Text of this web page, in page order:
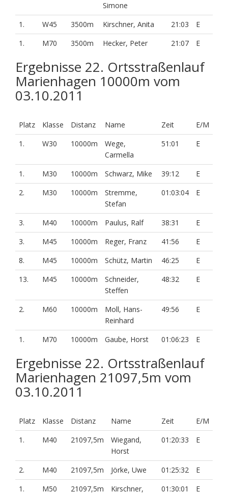
Simone
1. W45 3500m Kirschner, Anita 21:03
E
1.
M70 3500m Hecker, Peter 21:07 E
Ergebnisse 22. Ortsstraßenlauf
Marienhagen 10000m vom
03.10.2011
Platz Klasse Distanz Name Zeit
E/M
1.
W30 10000m
Wege,
Carmella
51:01 E
1. M30 10000m Schwarz, Mike 39:12
E
2.
M30 10000m
Stremme,
Stefan
01:03:04 E
3. M40 10000m Paulus, Ralf 38:31
E
3.
M45 10000m Reger, Franz 41:56
E
8.
M45 10000m Schütz, Martin 46:25
E
13.
M45 10000m
Schneider,
Steffen
48:32 E
2. M60 10000m
Moll, Hans-
Reinhard
49:56 E
1. M70 10000m Gaube, Horst 01:06:23 E
Ergebnisse 22. Ortsstraßenlauf
Marienhagen 21097,5m vom
03.10.2011
Platz Klasse Distanz Name Zeit
E/M
1.
M40 21097,5m
Wiegand,
Horst
01:20:33 E
2. M40 21097,5m Jörke, Uwe 01:25:32
E
1.
M50 21097,5m Kirschner, 01:30:01 E